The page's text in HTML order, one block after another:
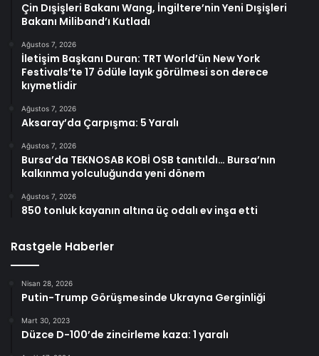
Çin Dışişleri Bakanı Wang, İngiltere’nin Yeni Dışişleri
Bakanı Miliband’ı Kutladı
Ağustos 7, 2026
İletişim Başkanı Duran: TRT World’ün New York
Festivals’te 17 ödüle layık görülmesi son derece
kıymetlidir
Ağustos 7, 2026
Aksaray’da Çarpışma: 5 Yaralı
Ağustos 7, 2026
Bursa’da TEKNOSAB KOBİ OSB tanıtıldı… Bursa’nın
kalkınma yolculuğunda yeni dönem
Ağustos 7, 2026
850 tonluk kayanın altına üç odalı ev inşa etti
Rastgele Haberler
Nisan 28, 2026
Putin-Trump Görüşmesinde Ukrayna Gerginliği
Mart 30, 2023
Düzce D-100’de zincirleme kaza: 1 yaralı